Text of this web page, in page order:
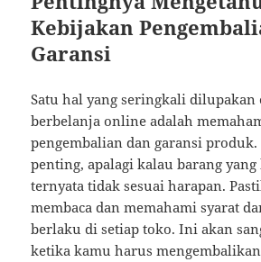
Kebijakan
Garansi
Satu hal yang seringkali dilupakan
berbelanja online adalah
pengembalian dan garansi
penting, apalagi kalau barang
ternyata tidak sesuai harapan.
membaca dan memahami syarat
berlaku di setiap toko. Ini akan
ketika kamu harus